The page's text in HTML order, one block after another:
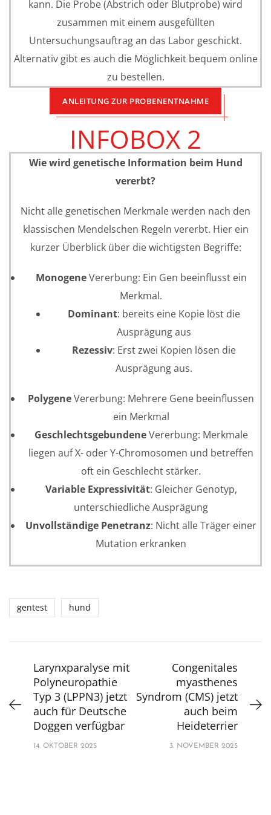
kann. Die Probe (Abstrich oder Blutprobe) wird
zusammen mit einem ausgefüllten
Untersuchungsauftrag an das Labor geschickt.
Alternativ gibt es auch die Möglichkeit bequem online
zu bestellen.
ANLEITUNG ZUR PROBENENTNAHME
INFOBOX 2
Wie wird genetische Information beim Hund
vererbt?
Nicht alle genetischen Merkmale werden nach den
klassischen Mendelschen Regeln vererbt. Hier ein
kurzer Überblick über die wichtigsten Begriffe:
MonogeneVererbung: Ein Gen beeinflusst ein
Merkmal.
Dominant: bereits eine Kopie löst die
Ausprägung aus
Rezessiv: Erst zwei Kopien lösen die
Ausprägung aus.
PolygeneVererbung: Mehrere Gene beeinflussen
ein Merkmal
GeschlechtsgebundeneVererbung: Merkmale
liegen auf X- oder Y-Chromosomen und betreffen
oft ein Geschlecht stärker.
Variable Expressivität: Gleicher Genotyp,
unterschiedliche Ausprägung
Unvollständige Penetranz: Nicht alle Träger einer
Mutation erkranken
gentest hund
Larynxparalyse mit
Polyneuropathie
Typ 3 (LPPN3) jetzt
auch für Deutsche
Doggen verfügbar
14. OKTOBER 2025
Congenitales
myasthenes
Syndrom (CMS) jetzt
auch beim
Heideterrier
3. NOVEMBER 2025